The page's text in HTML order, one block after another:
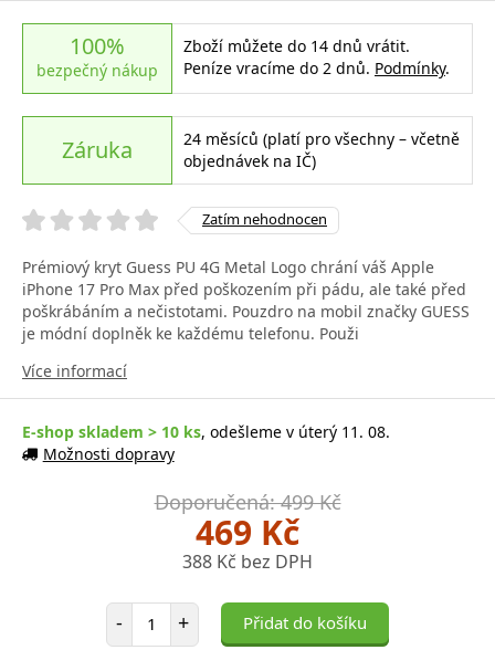
100%
bezpečný nákup
Zboží můžete do 14 dnů vrátit.
Peníze vracíme do 2 dnů. Podmínky.
Záruka
24 měsíců (platí pro všechny – včetně
objednávek na IČ)
Zatím nehodnocen
Prémiový kryt Guess PU 4G Metal Logo chrání váš Apple
iPhone 17 Pro Max před poškozením při pádu, ale také před
poškrábáním a nečistotami. Pouzdro na mobil značky GUESS
je módní doplněk ke každému telefonu. Použi
Více informací
E-shop skladem > 10 ks, odešleme v úterý 11. 08.
Možnosti dopravy
Doporučená: 499 Kč
469 Kč
388 Kč bez DPH
- Počet položek
+ Přidat do košíku